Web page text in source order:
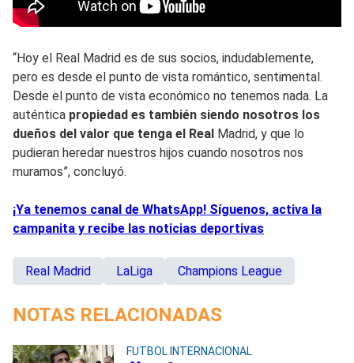
“Hoy el Real Madrid es de sus socios, indudablemente,
pero es desde el punto de vista romántico, sentimental.
Desde el punto de vista económico no tenemos nada. La
auténtica propiedad es también siendo nosotros los
dueños del valor que tenga el Real Madrid, y que lo
pudieran heredar nuestros hijos cuando nosotros nos
muramos”, concluyó.
¡Ya tenemos canal de WhatsApp! Síguenos, activa la
campanita y recibe las noticias deportivas
Real Madrid LaLiga Champions League
NOTAS RELACIONADAS
FUTBOL INTERNACIONAL